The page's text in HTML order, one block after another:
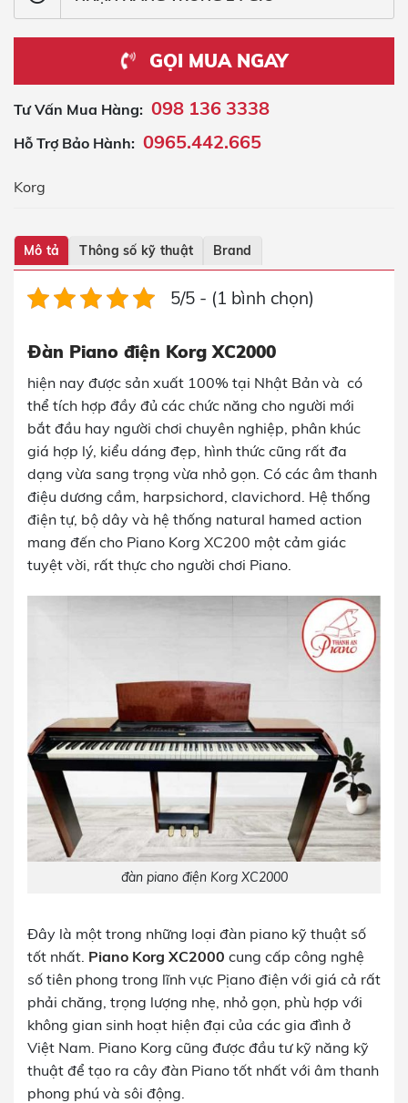
GỌI MUA NGAY
Tư Vấn Mua Hàng: 098 136 3338
Hỗ Trợ Bảo Hành: 0965.442.665
Korg
Mô tả Thông số kỹ thuật Brand
5/5 - (1 bình chọn)
Đàn Piano điện Korg XC2000
hiện nay được sản xuất 100% tại Nhật Bản và có
thể tích hợp đầy đủ các chức năng cho người mới
bắt đầu hay người chơi chuyên nghiệp, phân khúc
giá hợp lý, kiểu dáng đẹp, hình thức cũng rất đa
dạng vừa sang trọng vừa nhỏ gọn. Có các âm thanh
điệu dương cầm, harpsichord, clavichord. Hệ thống
điện tự, bộ dây và hệ thống natural hamed action
mang đến cho Piano Korg XC200 một cảm giác
tuyệt vời, rất thực cho người chơi Piano.
đàn piano điện Korg XC2000
Đây là một trong những loại đàn piano kỹ thuật số
tốt nhất. Piano Korg XC2000 cung cấp công nghệ
số tiên phong trong lĩnh vực Pịano điện với giá cả rất
phải chăng, trọng lượng nhẹ, nhỏ gọn, phù hợp với
không gian sinh hoạt hiện đại của các gia đình ở
Việt Nam. Piano Korg cũng được đầu tư kỹ năng kỹ
thuật để tạo ra cây đàn Piano tốt nhất với âm thanh
phong phú và sôi động.